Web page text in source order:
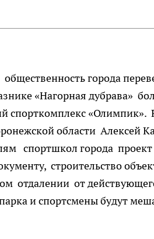
города
«Нагорная дубрава»
спорткомплекс «Олимпик».
области Алексей
спортшкол города
строительство
отдалении от
и спортсмены будут